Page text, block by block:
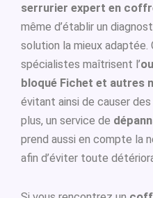
serrurier expert en
même d’établir un
solution la mieux adaptée.
spécialistes maîtrisent l’
bloqué Fichet et autres
évitant ainsi de causer
plus, un service de
prend aussi en compte la
afin d’éviter toute